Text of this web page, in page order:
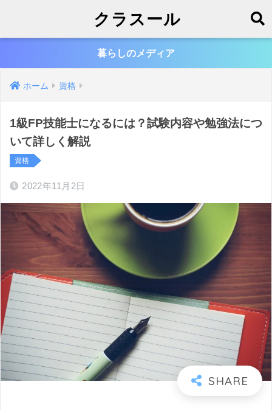
クラスール
暮らしのメディア
ホーム 資格
1級FP技能士になるには？試験内容や勉強法につ
いて詳しく解説
資格
2022年11月2日